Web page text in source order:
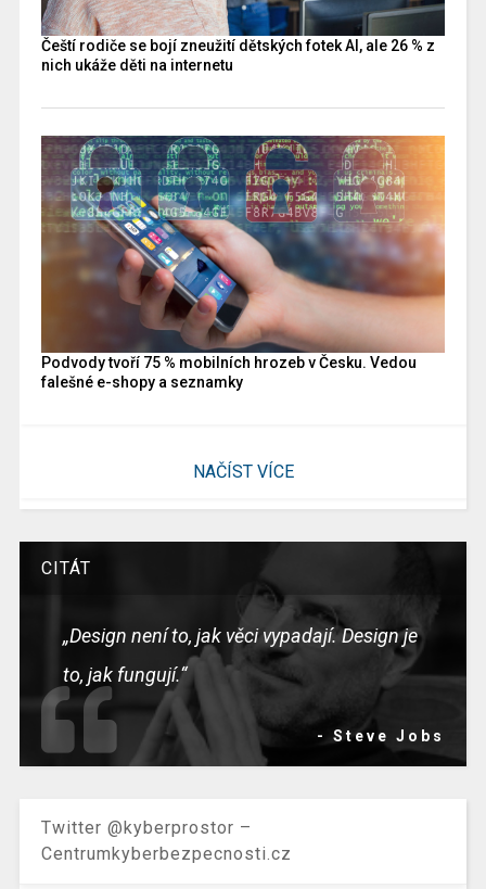
Čeští rodiče se bojí zneužití dětských fotek AI, ale 26 % z
nich ukáže děti na internetu
Podvody tvoří 75 % mobilních hrozeb v Česku. Vedou
falešné e-shopy a seznamky
NAČÍST VÍCE
CITÁT
„Design není to, jak věci vypadají. Design je
to, jak fungují.“
- Steve Jobs
Twitter @kyberprostor –
Centrumkyberbezpecnosti.cz